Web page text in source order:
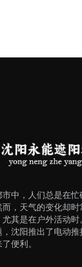
市中，人们总是在忙
，天气的变化却时
尤其是在户外活动时
沈阳推出了电动推
便利。